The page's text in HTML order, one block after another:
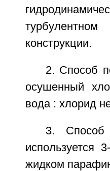
конструкции.
2. Способ
осушенный
вода : хлорид
3.
используется
жидком